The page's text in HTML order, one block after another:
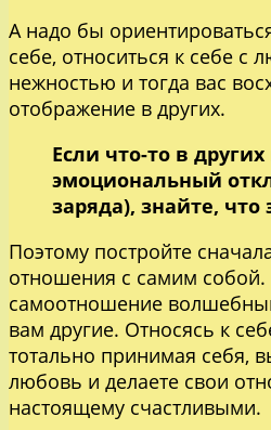
А надо бы
себе, относиться к себе с
нежностью и тогда вас
отображение в других.
Если что-то в
эмоциональный
заряда), знайте, что
Поэтому постройте
отношения с самим
самоотношение
вам другие. Относясь к
тотально принимая себя,
любовь и делаете свои
настоящему счастливыми.